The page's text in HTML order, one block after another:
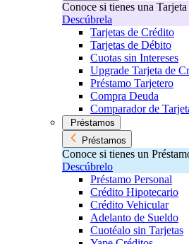
Conoce si tienes una
Descúbrela
Tarjetas de Crédito
Tarjetas de Débito
Cuotas sin Intereses
Upgrade Tarjeta de
Préstamo Tarjetero
Compra Deuda
Comparador de
Préstamos
Préstamos
Conoce si tienes un
Descúbrelo
Préstamo Personal
Crédito Hipotecario
Crédito Vehicular
Adelanto de Sueldo
Cuotéalo sin Tarjetas